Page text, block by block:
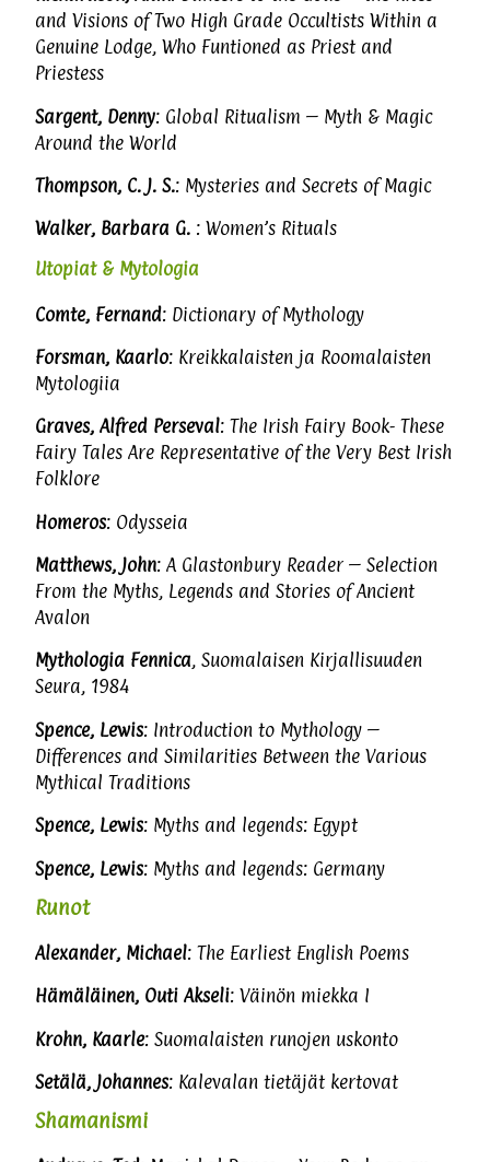
and Visions of Two High Grade Occultists Within a
Genuine Lodge, Who Funtioned as Priest and
Priestess
Sargent, Denny: Global Ritualism – Myth & Magic
Around the World
Thompson, C. J. S.: Mysteries and Secrets of Magic
Walker, Barbara G. : Women’s Rituals
Utopiat & Mytologia
Comte, Fernand: Dictionary of Mythology
Forsman, Kaarlo: Kreikkalaisten ja Roomalaisten
Mytologiia
Graves, Alfred Perseval: The Irish Fairy Book- These
Fairy Tales Are Representative of the Very Best Irish
Folklore
Homeros: Odysseia
Matthews, John: A Glastonbury Reader – Selection
From the Myths, Legends and Stories of Ancient
Avalon
Mythologia Fennica, Suomalaisen Kirjallisuuden
Seura, 1984
Spence, Lewis: Introduction to Mythology –
Differences and Similarities Between the Various
Mythical Traditions
Spence, Lewis: Myths and legends: Egypt
Spence, Lewis: Myths and legends: Germany
Runot
Alexander, Michael: The Earliest English Poems
Hämäläinen, Outi Akseli: Väinön miekka I
Krohn, Kaarle: Suomalaisten runojen uskonto
Setälä, Johannes: Kalevalan tietäjät kertovat
Shamanismi